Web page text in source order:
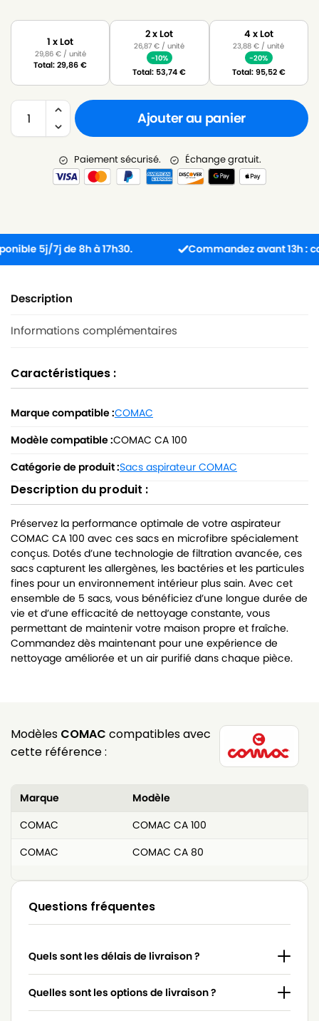
1 x Lot
29,86 €/ unité
Total:29,86€
2 x Lot
26,87€ / unité
-10%
Total: 53,74€
4 x Lot
23,88€ / unité
-20%
Total:95,52€
Ajouter au panier
Paiement sécurisé. Échange gratuit.
5j/7j de 8h à 17h30. Commandez avant 13h : colis
Description
Informations complémentaires
Caractéristiques :
Marque compatible :COMAC
Modèle compatible :COMAC CA 100
Catégorie de produit :Sacs aspirateur COMAC
Description du produit :
Préservez la performance optimale de votre aspirateur
COMAC CA 100 avec ces sacs en microfibre spécialement
conçus. Dotés d’une technologie de filtration avancée, ces
sacs capturent les allergènes, les bactéries et les particules
fines pour un environnement intérieur plus sain. Avec cet
ensemble de 5 sacs, vous bénéficiez d’une longue durée de
vie et d’une efficacité de nettoyage constante, vous
permettant de maintenir votre maison propre et fraîche.
Commandez dès maintenant pour une expérience de
nettoyage améliorée et un air purifié dans chaque pièce.
Modèles COMAC compatibles avec
cette référence :
Marque
Modèle
COMAC
COMAC CA 100
COMAC
COMAC CA 80
Questions fréquentes
Quels sont les délais de livraison ?
Quelles sont les options de livraison ?